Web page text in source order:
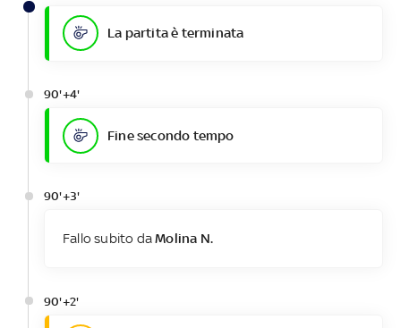
La partita è terminata
90'+4'
Fine secondo tempo
90'+3'
Fallo subito daMolina N.
90'+2'